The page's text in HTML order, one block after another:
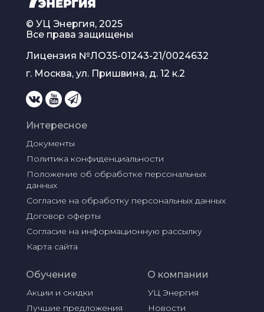
© УЦ Энергия, 2025
Все права защищены
Лицензия №ЛО35-01243-21/0024632
г. Москва, ул. Пришвина, д. 12 к.2
Интересное
Документы
Политика конфиденциальности
Положение об обработке персональных
данных
Согласие на обработку персональных данных
Договор оферты
Согласие на информационную рассылку
Карта сайта
О компании
УЦ Энергия
Новости
Обучение
Акции и скидки
Лучшие предложения